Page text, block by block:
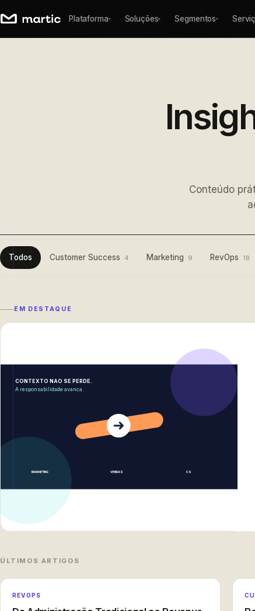
Plataforma▾ Soluções▾ Segmentos▾
Conteúdo
Todos Customer Success 4 Marketing 9 RevOps 18
EM DESTAQUE
CONTEXTO NAO SE PERDE.
A responsabilidade avanca.
MARKETING VENDAS CS
ÚLTIMOS ARTIGOS
REVOPS